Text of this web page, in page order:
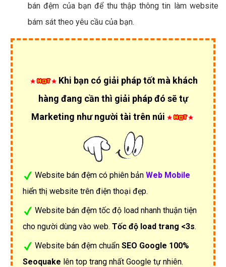
bán đệm của bạn để thu thập thông tin làm website
bám sát theo yêu cầu của bạn.
Khi bạn có giải pháp tốt mà khách
hàng đang cần thì giải pháp đó sẽ tự
Marketing như người tài trên núi
Website bán đệm có phiên bản Web Mobile
hiển thị website trên điện thoại đẹp.
Website bán đệm tốc độ load nhanh thuận tiện
cho người dùng vào web. Tốc độ load trang <3s.
Website bán đệm chuẩn SEO Google 100%
Seoquake lên top trang nhất Google tự nhiên.